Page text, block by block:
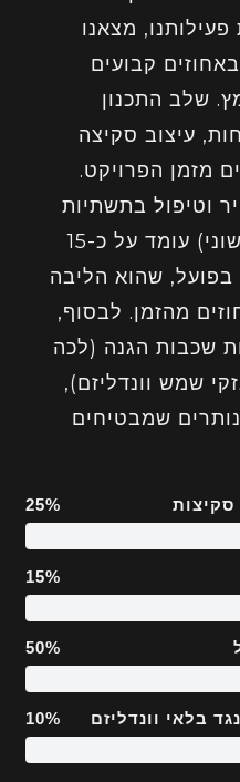
30 שנות פעילותנו, מצאנו
קבועים
שלב התכנון
עיצוב סקיצה
כ-25 אחוזים מזמן הפרויקט.
וטיפול בתשתיות
(ניקוי, פריימר ואיטום ראשוני) עומד על כ-15
בפועל, שהוא הליבה
לוקח כ-50 אחוזים מהזמן. לבסוף,
שכבות הגנה (לכה
שמש וונדליזם),
הנותרים שמבטיחים
סקיצות 25%
15%
50%
בלאי וונדליזם 10%